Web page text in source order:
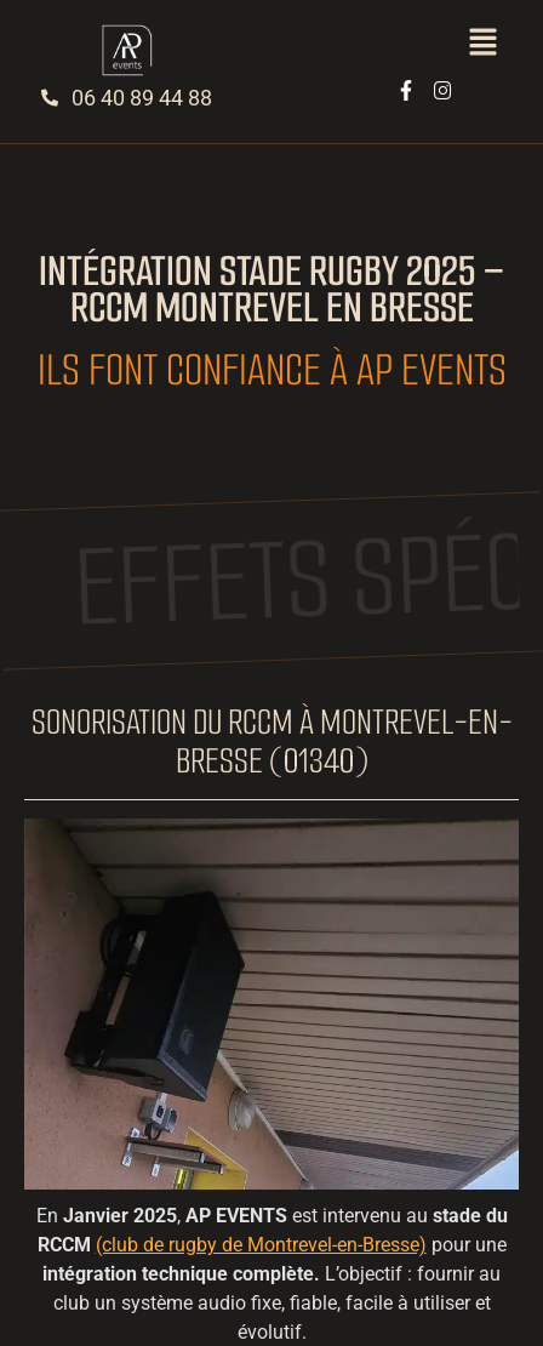
06 40 89 44 88
INTÉGRATION STADE RUGBY 2025 –
RCCM MONTREVEL EN BRESSE
ILS FONT CONFIANCE À AP EVENTS
SONORISATION DU RCCM À MONTREVEL-EN-
BRESSE (01340)
En Janvier 2025, AP EVENTSest intervenu au stade du
RCCM (club de rugby de Montrevel-en-Bresse) pour une
intégration technique complète. L’objectif : fournir au
club un système audio fixe, fiable, facile à utiliser et
évolutif.